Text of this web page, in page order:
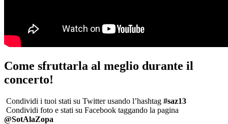
Come sfruttarla al meglio durante il
concerto!
Condividi i tuoi stati su Twitter usando l’hashtag #saz13
Condividi foto e stati su Facebook taggando la pagina
@SotAlaZopa